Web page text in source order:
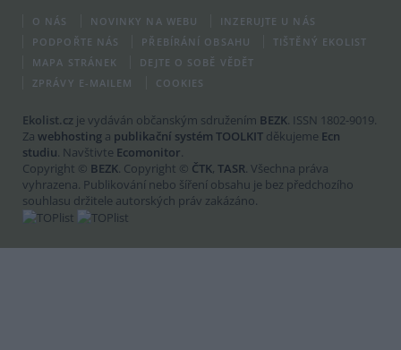
O NÁS NOVINKY NA WEBU
INZERUJTE U NÁS
PODPOŘTE NÁS
PŘEBÍRÁNÍ OBSAHU
TIŠTĚNÝ EKOLIST
MAPA STRÁNEK
DEJTE O SOBĚ VĚDĚT
ZPRÁVY E-MAILEM
COOKIES
Ekolist.cz je vydáván občanským sdružením BEZK. ISSN 1802-9019.
Za webhosting a publikační systém TOOLKIT děkujeme Ecn
studiu. Navštivte Ecomonitor.
Copyright © BEZK. Copyright © ČTK, TASR. Všechna práva
vyhrazena. Publikování nebo šíření obsahu je bez předchozího
souhlasu držitele autorských práv zakázáno.